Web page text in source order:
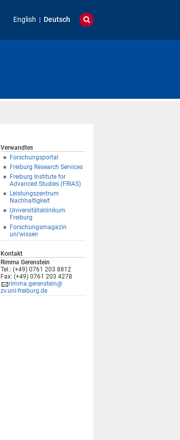
English Deutsch
Verwandtes
Forschungsportal
Freiburg Research Services
Freiburg Institute for
Advanced Studies (FRIAS)
Leistungszentrum
Nachhaltigkeit
Universitätsklinikum
Freiburg
Forschungsmagazin
uni’wissen
Kontakt
Rimma Gerenstein
Tel.: (+49) 0761 203 8812
Fax: (+49) 0761 203 4278
rimma.gerenstein@
zv.uni-freiburg.de